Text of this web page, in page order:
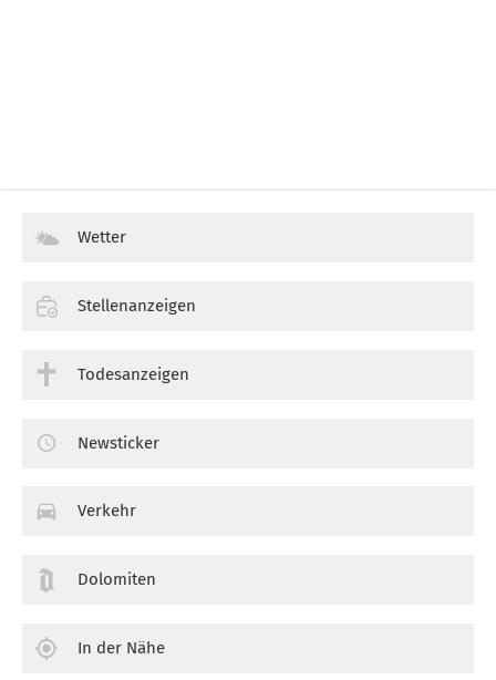
Wetter
Stellenanzeigen
Todesanzeigen
Newsticker
Verkehr
Dolomiten
In der Nähe